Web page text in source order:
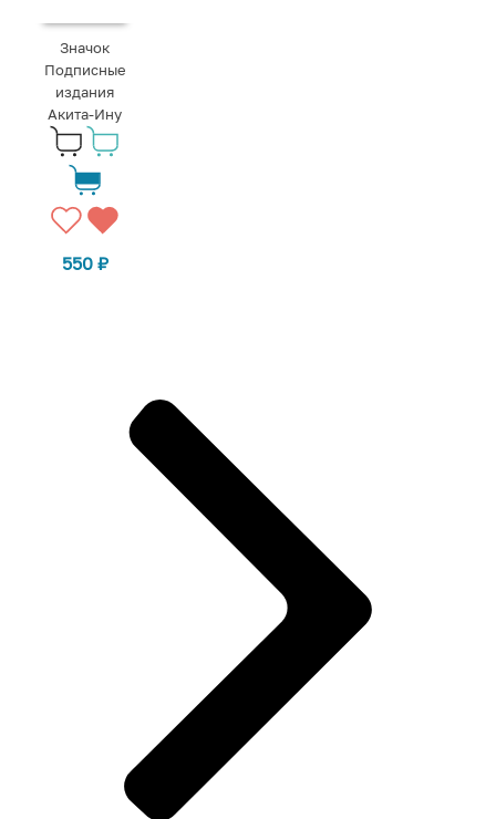
Значок
Подписные
издания
Акита-Ину
550 ₽